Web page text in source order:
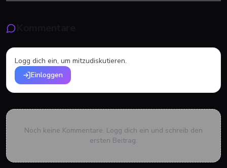
Logg dich ein, um mitzudiskutieren.
Einloggen
Noch keine Kommentare. Logg dich ein und schreib den
ersten Beitrag.